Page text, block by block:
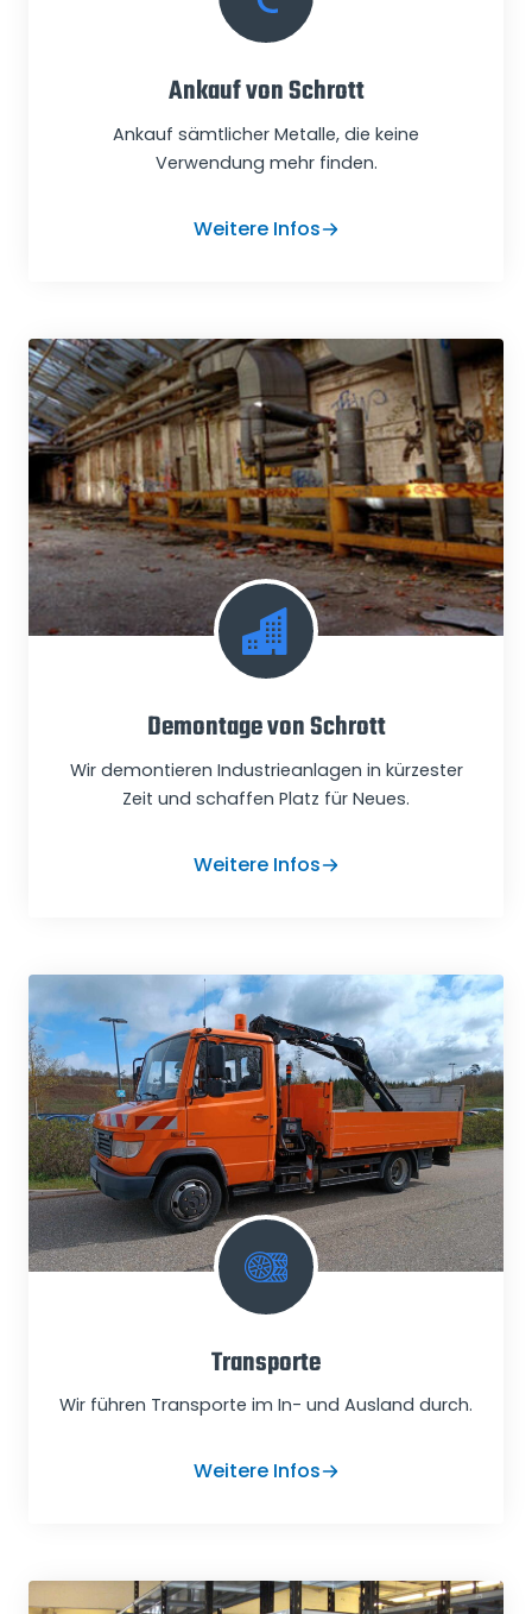
Ankauf von Schrott
Ankauf sämtlicher Metalle, die keine
Verwendung mehr finden.
Weitere Infos
Demontage von Schrott
Wir demontieren Industrieanlagen in kürzester
Zeit und schaffen Platz für Neues.
Weitere Infos
Transporte
Wir führen Transporte im In- und Ausland durch.
Weitere Infos